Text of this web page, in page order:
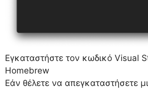
Εγκαταστήστε τον κωδικό Visual
Homebrew
Εάν θέλετε να απεγκαταστήσετε